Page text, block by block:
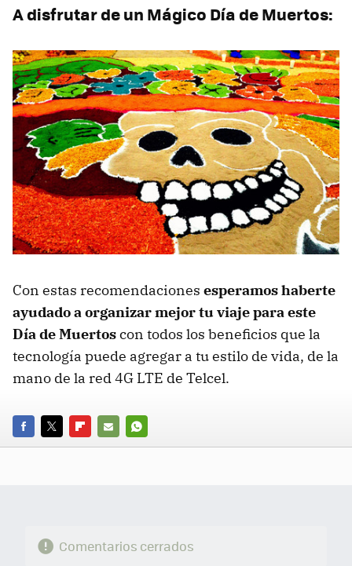
A disfrutar de un Mágico Día de Muertos:
Con estas recomendaciones esperamos haberte
ayudado a organizar mejor tu viaje para este
Día de Muertoscon todos los beneficios que la
tecnología puede agregar a tu estilo de vida, de la
mano de la red 4G LTE de Telcel.
FACEBOOK
TWITTERFLIPBOARD
E-
WHATSAPP
Comentarios cerrados